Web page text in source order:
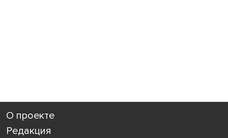
О проекте
Редакция